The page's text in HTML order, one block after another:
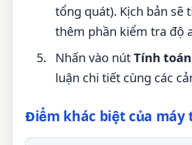
tổng quát). Kịch bản sẽ
thêm phần kiểm tra độ
Nhấn vào nútTính toán
luận chi tiết cùng các
Điểm khác biệt của máy